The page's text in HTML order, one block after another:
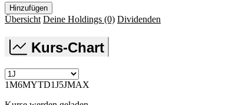
Hinzufügen
Übersicht Deine Holdings (0) Dividenden
Kurs-Chart
1M6MYTD1J5JMAX